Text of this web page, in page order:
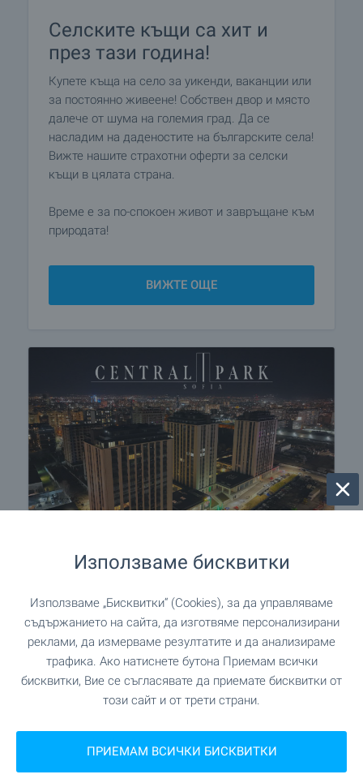
Селските къщи са хит и
през тази година!
Купете къща на село за уикенди, ваканции или
за постоянно живеене! Собствен двор и място
далече от шума на големия град. Да се
насладим на даденостите на българските села!
Вижте нашите страхотни оферти за селски
къщи в цялата страна.
Време е за по-спокоен живот и завръщане към
природата!
ВИЖТЕ ОЩЕ
Central Park - уникален
комплекс в София, кв.
Банишора. Налични
апартаменти в сгради А, Б и
В - с АКТ 16
Напредват строителството и продажбите в
Central Park - един от най-мащабните
комплекси ново строителство в София!
Уникален затворен комплекс, пресъздаващ
Използваме бисквитки
Използваме „Бисквитки“ (Cookies), за да управляваме
съдържанието на сайта, да изготвяме персонализирани
реклами, да измерваме резултатите и да анализираме
трафика. Ако натиснете бутона Приемам всички
бисквитки, Вие се съгласявате да приемате бисквитки от
този сайт и от трети страни.
ПРИЕМАМ ВСИЧКИ БИСКВИТКИ